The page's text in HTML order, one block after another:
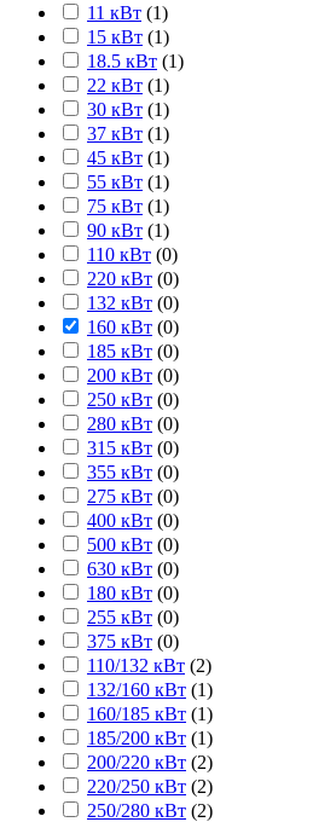
11 кВт (1)
15 кВт (1)
18.5 кВт (1)
22 кВт (1)
30 кВт (1)
37 кВт (1)
45 кВт (1)
55 кВт (1)
75 кВт (1)
90 кВт (1)
110 кВт (0)
220 кВт (0)
132 кВт (0)
160 кВт (0)
185 кВт (0)
200 кВт (0)
250 кВт (0)
280 кВт (0)
315 кВт (0)
355 кВт (0)
275 кВт (0)
400 кВт (0)
500 кВт (0)
630 кВт (0)
180 кВт (0)
255 кВт (0)
375 кВт (0)
110/132 кВт (2)
132/160 кВт (1)
160/185 кВт (1)
185/200 кВт (1)
200/220 кВт (2)
220/250 кВт (2)
250/280 кВт (2)